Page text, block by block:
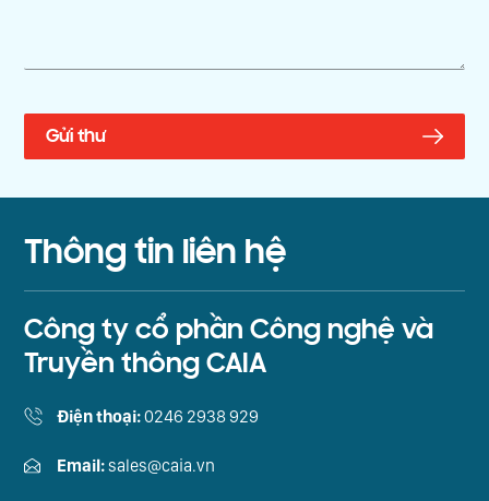
Thông tin liên hệ
Công ty cổ phần Công nghệ và
Truyền thông CAIA
Điện thoại:0246 2938 929
Email:sales@caia.vn